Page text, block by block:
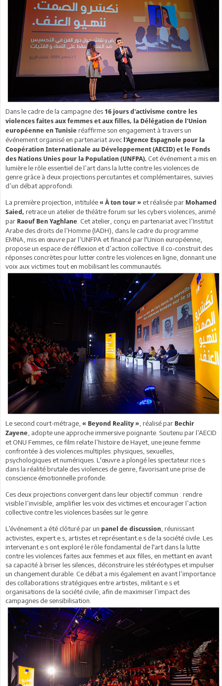
Dans le cadre de la campagne des 16 jours d'activisme contre les
violences faites aux femmes et aux filles, la Délégation de l'Union
européenne en Tunisie réaffirme son engagement à travers un
événement organisé en partenariat avec l'Agence Espagnole pour la
Coopération Internationale au Développement (AECID) et le Fonds
des Nations Unies pour la Population (UNFPA). Cet événement a mis en
lumière le rôle essentiel de l’art dans la lutte contre les violences de
genre grâce à deux projections percutantes et complémentaires, suivies
d’un débat approfondi.
La première projection, intitulée « À ton tour » et réalisée par Mohamed
Saied, retrace un atelier de théâtre forum sur les cybers violences, animé
par Raouf Ben Yaghlane . Cet atelier, conçu en partenariat avec l’Institut
Arabe des droits de l’Homme (IADH), dans le cadre du programme
EMNA, mis en œuvre par l’UNFPA et financé par l'Union européenne,
propose un espace de réflexion et d’action collective. Il co-construit des
réponses concrètes pour lutter contre les violences en ligne, donnant une
voix aux victimes tout en mobilisant les communautés.
Le second court-métrage, « Beyond Reality », réalisé par Bechir
Zayene, adopte une approche immersive poignante. Soutenu par l’AECID
et ONU Femmes, ce film relate l’histoire de Hayet, une jeune femme
confrontée à des violences multiples: physiques, sexuelles,
psychologiques et numériques. L'œuvre a plongé les spectateur.rice.s
dans la réalité brutale des violences de genre, favorisant une prise de
conscience émotionnelle profonde.
Ces deux projections convergent dans leur objectif commun : rendre
visible l’invisible, amplifier les voix des victimes et encourager l’action
collective contre les violences basées sur le genre.
L’événement a été clôturé par un panel de discussion, réunissant
activistes, expert.e.s, artistes et représentant.e.s de la société civile. Les
intervenant.e.s ont exploré le rôle fondamental de l'art dans la lutte
contre les violences faites aux femmes et aux filles, en mettant en avant
sa capacité à briser les silences, déconstruire les stéréotypes et impulser
un changement durable. Ce débat a mis également en avant l’importance
des collaborations stratégiques entre artistes, militant.e.s et
organisations de la société civile, afin de maximiser l’impact des
campagnes de sensibilisation.